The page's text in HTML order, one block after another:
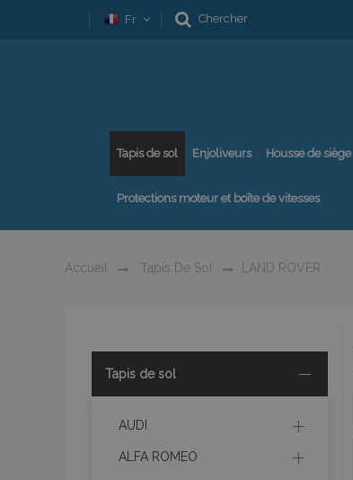
Fr Chercher
Tapis de sol Enjoliveurs Housse de siège
Protections moteur et boîte de vitesses
Accueil Tapis De Sol LAND ROVER
Tapis de sol
AUDI
ALFA ROMEO